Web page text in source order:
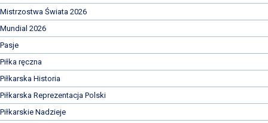
Mistrzostwa Świata 2026
Mundial 2026
Pasje
Piłka ręczna
Piłkarska Historia
Piłkarska Reprezentacja Polski
Piłkarskie Nadzieje